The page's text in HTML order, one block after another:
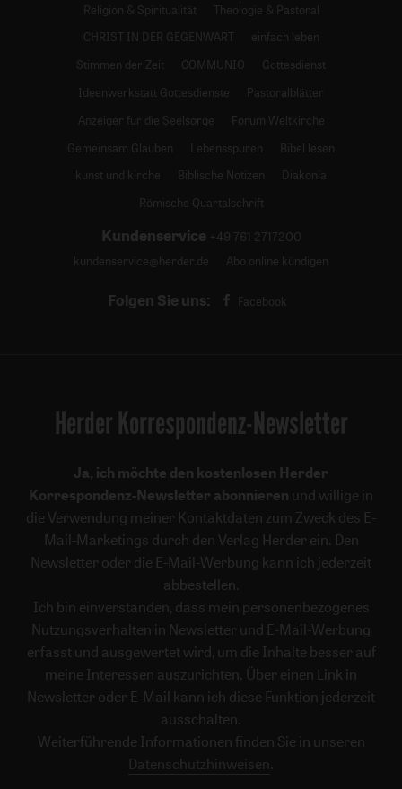
Religion & Spiritualität
Theologie & Pastoral
CHRIST IN DER GEGENWART
einfach leben
Stimmen der Zeit
COMMUNIO
Gottesdienst
Ideenwerkstatt Gottesdienste
Pastoralblätter
Anzeiger für die Seelsorge
Forum Weltkirche
Gemeinsam Glauben
Lebensspuren
Bibel lesen
kunst und kirche
Biblische Notizen
Diakonia
Römische Quartalschrift
Kundenservice +49 761 2717200
kundenservice@herder.de
Abo online kündigen
Folgen Sie uns: Facebook
Herder Korrespondenz-Newsletter
Ja, ich möchte den kostenlosen Herder
Korrespondenz-Newsletter abonnieren und willige in
die Verwendung meiner Kontaktdaten zum Zweck des E-
Mail-Marketings durch den Verlag Herder ein. Den
Newsletter oder die E-Mail-Werbung kann ich jederzeit
abbestellen.
Ich bin einverstanden, dass mein personenbezogenes
Nutzungsverhalten in Newsletter und E-Mail-Werbung
erfasst und ausgewertet wird, um die Inhalte besser auf
meine Interessen auszurichten. Über einen Link in
Newsletter oder E-Mail kann ich diese Funktion jederzeit
ausschalten.
Weiterführende Informationen finden Sie in unseren
Datenschutzhinweisen .